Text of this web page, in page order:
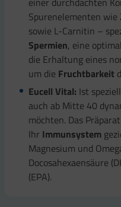
Spurenelementen wie
sowie L-Carnitin –
Spermien, eine
die Erhaltung eines
um die Fruchtbarkeit
Eucell Vital: Ist
auch ab Mitte 40
möchten. Das
Ihr Immunsystem
Magnesium und
Docosahexaensäure
(EPA).